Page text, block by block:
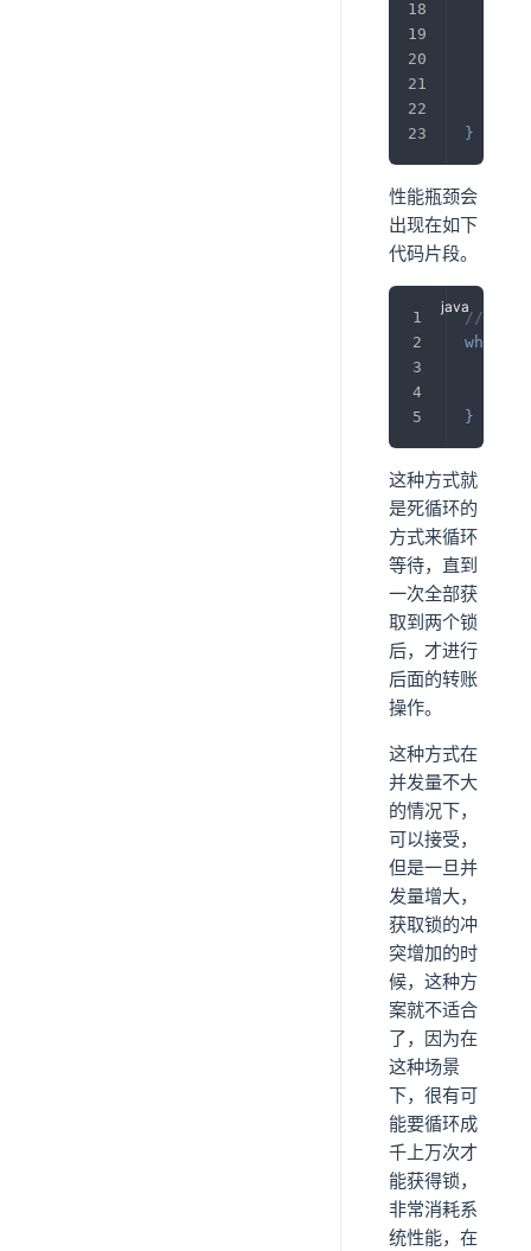
}
性能瓶颈会
出现在如下
代码片段。
//自旋申
while
}
这种方式就
是死循环的
方式来循环
等待，直到
一次全部获
取到两个锁
后，才进行
后面的转账
操作。
这种方式在
并发量不大
的情况下，
可以接受，
但是一旦并
发量增大，
获取锁的冲
突增加的时
候，这种方
案就不适合
了，因为在
这种场景
下，很有可
能要循环成
千上万次才
能获得锁，
非常消耗系
统性能，在